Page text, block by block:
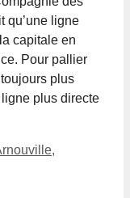
qu’une ligne
capitale en
Pour pallier
plus
plus directe
,